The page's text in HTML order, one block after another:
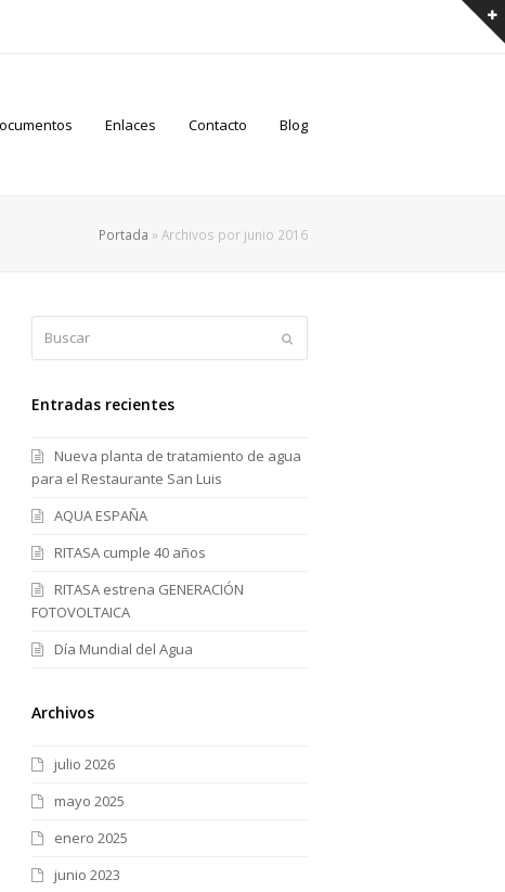
Enlaces Contacto Blog
Portada » Archivos por junio 2016
Entradas recientes
Nueva planta de tratamiento de agua
para el Restaurante San Luis
AQUA ESPAÑA
RITASA cumple 40 años
RITASA estrena GENERACIÓN
FOTOVOLTAICA
Día Mundial del Agua
Archivos
julio 2026
mayo 2025
enero 2025
junio 2023